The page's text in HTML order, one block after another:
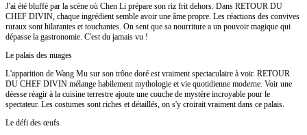
J'ai été bluffé par la scène où Chen Li prépare son riz frit dehors. Dans RETOUR DU
CHEF DIVIN, chaque ingrédient semble avoir une âme propre. Les réactions des convives
ruraux sont hilarantes et touchantes. On sent que sa nourriture a un pouvoir magique qui
dépasse la gastronomie. C'est du jamais vu !
Le palais des nuages
L'apparition de Wang Mu sur son trône doré est vraiment spectaculaire à voir. RETOUR
DU CHEF DIVIN mélange habilement mythologie et vie quotidienne moderne. Voir une
déesse réagir à la cuisine terrestre ajoute une couche de mystère incroyable pour le
spectateur. Les costumes sont riches et détaillés, on s'y croirait vraiment dans ce palais.
Le défi des œufs